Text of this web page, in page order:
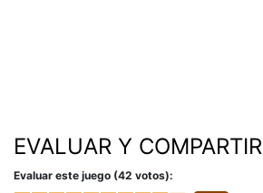
EVALUAR Y COMPARTIR
Evaluar este juego (42 votos):